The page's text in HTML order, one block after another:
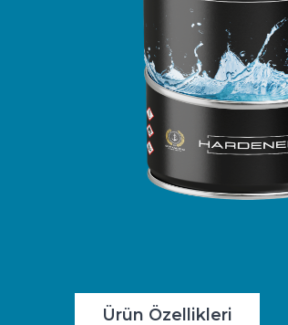
Ürün Özellikleri